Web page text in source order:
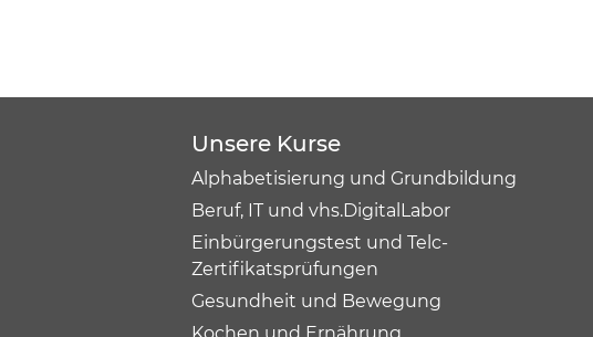
Unsere Kurse
Alphabetisierung und Grundbildung
Beruf, IT und vhs.DigitalLabor
Einbürgerungstest und Telc-
Zertifikatsprüfungen
Gesundheit und Bewegung